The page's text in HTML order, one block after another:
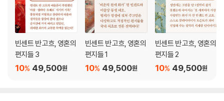
빈센트 반 고흐, 영혼의
편지들 3
49,500원
10%
빈센트 반 고흐, 영혼의
편지들 1
49,500원
10%
빈센트 반 고흐, 영혼의
편지들 2
49,500원
10%